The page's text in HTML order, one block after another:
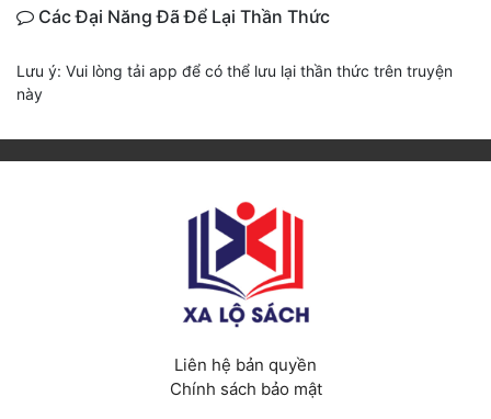
Các Đại Năng Đã Để Lại Thần Thức
Lưu ý: Vui lòng tải app để có thể lưu lại thần thức trên truyện
này
Liên hệ bản quyền
Chính sách bảo mật